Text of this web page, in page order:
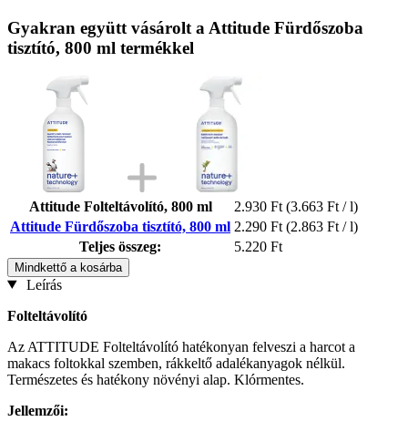
Gyakran együtt vásárolt a Attitude Fürdőszoba
tisztító, 800 ml termékkel
Attitude Folteltávolító, 800 ml 2.930 Ft (3.663 Ft / l)
Attitude Fürdőszoba tisztító, 800 ml 2.290 Ft (2.863 Ft / l)
Teljes összeg:
5.220 Ft
Mindkettő a kosárba
Leírás
Folteltávolító
Az ATTITUDE Folteltávolító hatékonyan felveszi a harcot a
makacs foltokkal szemben, rákkeltő adalékanyagok nélkül.
Természetes és hatékony növényi alap. Klórmentes.
Jellemzői: